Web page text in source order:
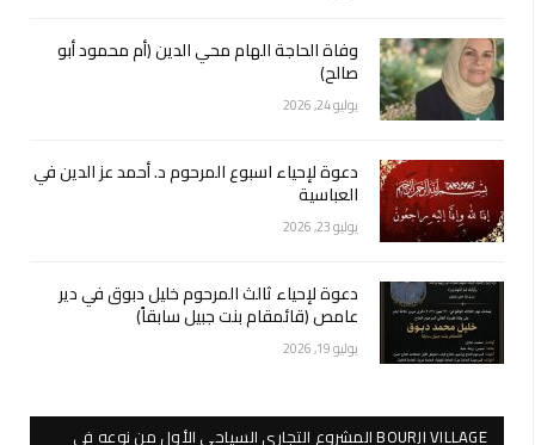
وفاة الحاجة الهام محي الدين (أم محمود أبو
صالح)
يوليو 24, 2026
دعوة لإحياء اسبوع المرحوم د. أحمد عز الدين في
العباسية
يوليو 23, 2026
دعوة لإحياء ثالث المرحوم خليل دبوق في دير
عامص (قائمقام بنت جبيل سابقاً)
يوليو 19, 2026
BOURJI VILLAGE المشروع التجاري السياحي الأول من نوعه في